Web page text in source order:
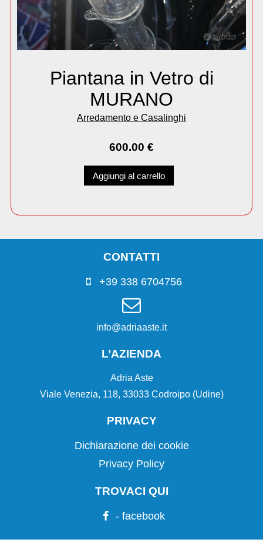
Piantana in Vetro di
MURANO
Arredamento e Casalinghi
600.00 €
Aggiungi al carrello
CONTATTI
+39 338 6704756
info@adriaaste.it
L’AZIENDA
Adria Aste
Viale Venezia, 118, 33033 Codroipo (Udine)
PRIVACY
Dichiarazione dei cookie
Privacy Policy
TROVACI QUI
- facebook